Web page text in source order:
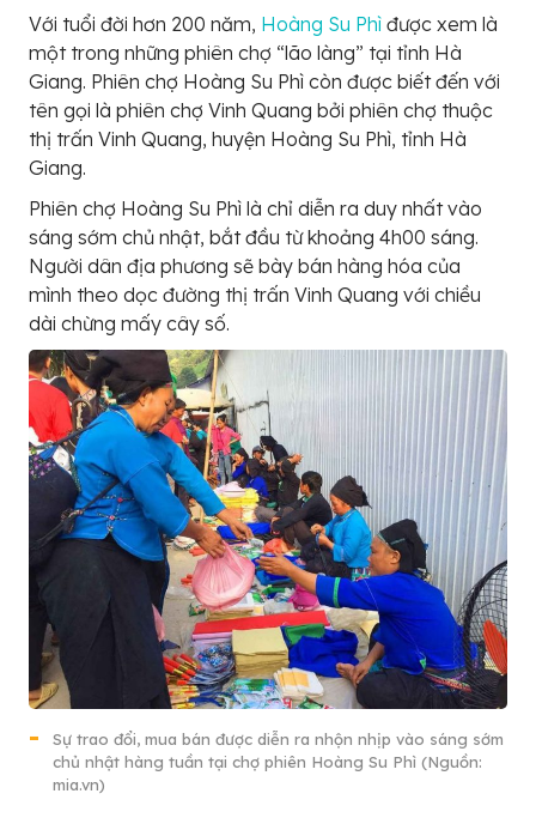
Với tuổi đời hơn 200 năm, Hoàng Su Phì được xem là
một trong những phiên chợ “lão làng” tại tỉnh Hà
Giang. Phiên chợ Hoàng Su Phì còn được biết đến với
tên gọi là phiên chợ Vinh Quang bởi phiên chợ thuộc
thị trấn Vinh Quang, huyện Hoàng Su Phì, tỉnh Hà
Giang.
Phiên chợ Hoàng Su Phì là chỉ diễn ra duy nhất vào
sáng sớm chủ nhật, bắt đầu từ khoảng 4h00 sáng.
Người dân địa phương sẽ bày bán hàng hóa của
mình theo dọc đường thị trấn Vinh Quang với chiều
dài chừng mấy cây số.
Sự trao đổi, mua bán được diễn ra nhộn nhịp vào sáng sớm
chủ nhật hàng tuần tại chợ phiên Hoàng Su Phì (Nguồn:
mia.vn)